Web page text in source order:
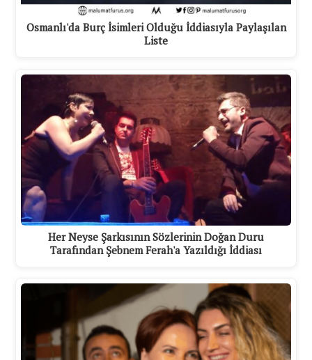
Osmanlı'da Burç İsimleri Olduğu İddiasıyla Paylaşılan
Liste
Her Neyse Şarkısının Sözlerinin Doğan Duru
Tarafından Şebnem Ferah'a Yazıldığı İddiası